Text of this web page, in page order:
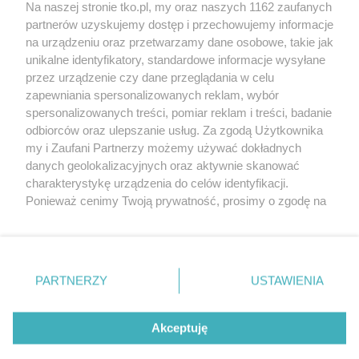
Pokaż więcej
Reklama Tematy Archiwum artykułów
Strona korzysta z plików cookies w celu realizacji usług. Pozostając na niej,
wyrażasz zgodę na ich wykorzystanie. Więcej informacji w polityce
prywatności.
Na naszej stronie tko.pl, my oraz naszych 1162 zaufanych
partnerów uzyskujemy dostęp i przechowujemy informacje
na urządzeniu oraz przetwarzamy dane osobowe, takie jak
unikalne identyfikatory, standardowe informacje wysyłane
przez urządzenie czy dane przeglądania w celu
zapewniania spersonalizowanych reklam, wybór
spersonalizowanych treści, pomiar reklam i treści, badanie
odbiorców oraz ulepszanie usług. Za zgodą Użytkownika
my i Zaufani Partnerzy możemy używać dokładnych
danych geolokalizacyjnych oraz aktywnie skanować
charakterystykę urządzenia do celów identyfikacji.
Ponieważ cenimy Twoją prywatność, prosimy o zgodę na
znajdujący się w lewym dolnym rogu strony
. Niektóre
rodzaje przetwarzania danych nie wymagają zgody
użytkownika, ale masz prawo sprzeciwić się takiemu
przetwarzaniu. Preferencje będą miały zastosowania tylko
na tej witrynie.
PARTNERZY USTAWIENIA
Akceptuję